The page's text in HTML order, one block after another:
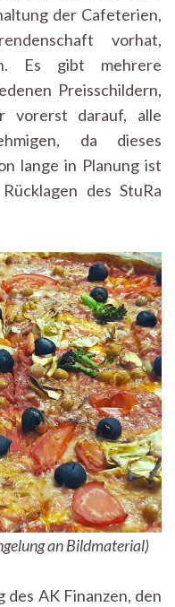
der Cafeterien,
vorhat,
Es gibt mehrere
Preisschildern,
vorerst darauf, alle
da dieses
lange in Planung ist
des StuRa
an Bildmaterial)
AK Finanzen, den